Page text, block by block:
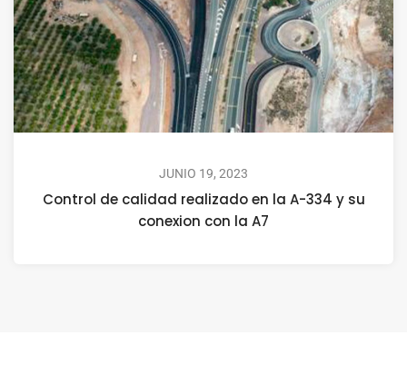
JUNIO 19, 2023
Control de calidad realizado en la A-334 y su
conexion con la A7